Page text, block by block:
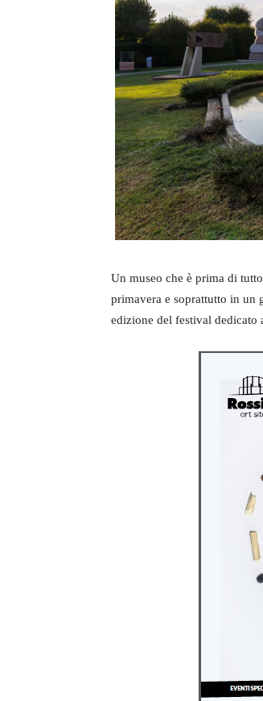
Un museo che è prima di
primavera e soprattutto in un
edizione del festival dedicato